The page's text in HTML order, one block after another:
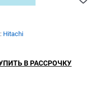
: Hitachi
В РАССРОЧКУ